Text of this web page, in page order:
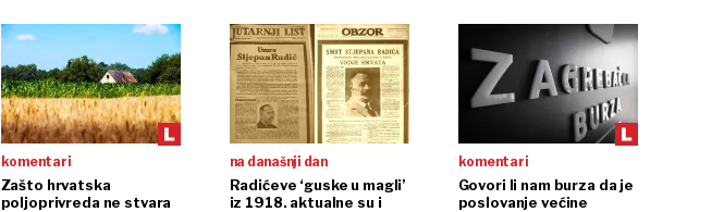
komentari
Zašto hrvatska
poljoprivreda ne stvara
na današnji dan
Radićeve ‘guske u magli’
iz 1918. aktualne su i
komentari
Govori li nam burza da je
poslovanje većine